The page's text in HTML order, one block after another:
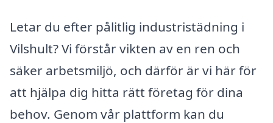
Letar du efter pålitlig industristädning i
Vilshult? Vi förstår vikten av en ren och
säker arbetsmiljö, och därför är vi här för
att hjälpa dig hitta rätt företag för dina
behov. Genom vår plattform kan du